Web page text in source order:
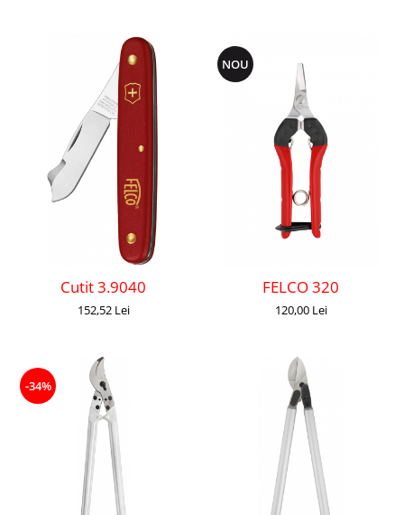
Cutit 3.9040
152,52 Lei
NOU
FELCO 320
120,00 Lei
-34%